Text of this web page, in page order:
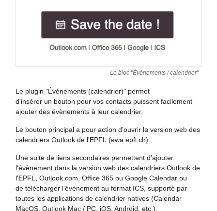
Le bloc "Évènements / calendrier"
Le plugin "Événements (calendrier)" permet
d'insérer un bouton pour vos contacts puissent facilement
ajouter des évènements à leur calendrier.
Le bouton principal a pour action d'ouvrir la version web des
calendriers Outlook de l'EPFL (ewa.epfl.ch).
Une suite de liens secondaires permettent d'ajouter
l'évènement dans la version web des calendriers Outlook de
l'EPFL, Outlook.com, Office 365 ou Google Calendar ou
de télécharger l'événement au format ICS, supporté par
toutes les applications de calendrier natives (Calendar
MacOS, Outlook Mac / PC, iOS, Android, etc.).